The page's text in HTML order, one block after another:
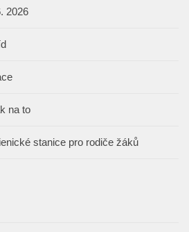
2026
na to
stanice pro rodiče žáků